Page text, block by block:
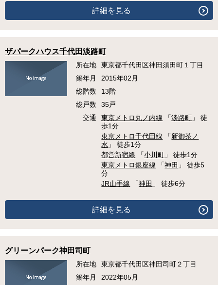
詳細を見る
ザパークハウス千代田淡路町
所在地
東京都千代田区神田須田町１丁目
築年月
2015年02月
総階数
13階
総戸数
35戸
交通
東京メトロ丸ノ内線 「淡路町 」 徒
歩1分
東京メトロ千代田線 「新御茶ノ
水 」 徒歩1分
都営新宿線 「小川町 」 徒歩1分
東京メトロ銀座線 「神田 」 徒歩5
分
JR山手線 「神田 」 徒歩6分
詳細を見る
グリーンパーク神田司町
所在地
東京都千代田区神田司町２丁目
築年月
2022年05月